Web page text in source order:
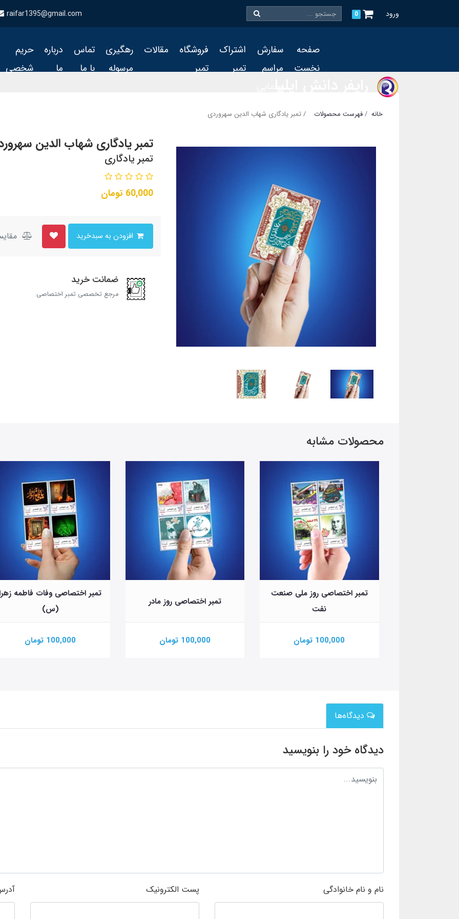
ورود 0
raifar1395@gmail.com
صفحه
نخست
سفارش
مراسم
اشتراک
تمبر
فروشگاه
تمبر
مقالات
رهگیری
مرسوله
تماس
با ما
درباره
ما
حریم
شخصی
خانه فهرست محصولات تمبر یادگاری شهاب الدین سهروردی
تمبر یادگاری شهاب الدین
تمبر یادگاری
60,000 تومان
ضمانت خرید
مرجع تخصصی تمبر اختصاصی
محصولات مشابه
تمبر اختصاصی روز مادر
100,000 تومان
(س)
100,000 تومان
تمبر اختصاصی کاسب حبیب خدا
25,000 تومان
دیدگاه‌ها
دیدگاه خود را بنویسید
نام و نام خانوادگی پست الکترونیک